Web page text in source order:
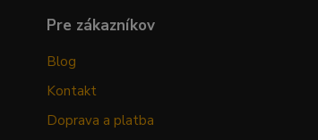
Pre zákazníkov
Blog
Kontakt
Doprava a platba